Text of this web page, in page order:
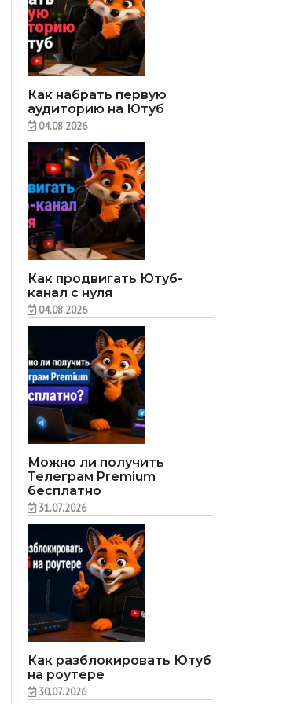
Как набрать первую
аудиторию на Ютуб
04.08.2026
Как продвигать Ютуб-
канал с нуля
04.08.2026
Можно ли получить
Телеграм Premium
бесплатно
31.07.2026
Как разблокировать Ютуб
на роутере
30.07.2026